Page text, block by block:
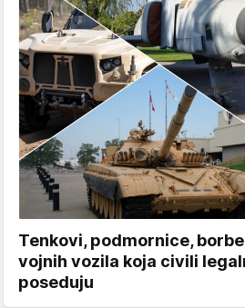
Tenkovi, podmornice,
vojnih vozila koja civili
poseduju